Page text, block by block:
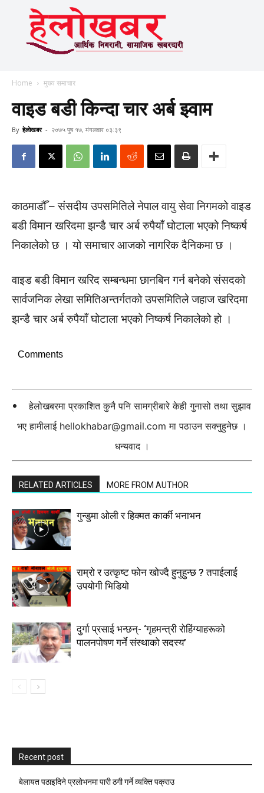
Home मुख्य समाचार
वाइड बडी किन्दा चार अर्ब झ्वाम
By हेलाेखबर - २०७५ पुष १७, मंगलवार ०३:३९
काठमाडौँ – संसदीय उपसमितिले नेपाल वायु सेवा निगमको वाइड
बडी विमान खरिदमा झन्डै चार अर्ब रुपैयाँ घोटाला भएको निष्कर्ष
निकालेको छ । यो समाचार आजको नागरिक दैनिकमा छ ।
वाइड बडी विमान खरिद सम्बन्धमा छानबिन गर्न बनेको संसदको
सार्वजनिक लेखा समितिअन्तर्गतको उपसमितिले जहाज खरिदमा
झन्डै चार अर्ब रुपैयाँ घोटाला भएको निष्कर्ष निकालेको हो ।
Comments
हेलोखबरमा प्रकाशित कुनै पनि सामग्रीबारे केही गुनासो तथा सुझाव
भए हामीलाई hellokhabar@gmail.com मा पठाउन सक्नुहुनेछ ।
धन्यवाद ।
RELATED ARTICLES MORE FROM AUTHOR
गुन्डुमा ओली र हिक्मत कार्की भनाभन
राम्रो र उत्कृष्ट फोन खोज्दै हुनुहुन्छ ? तपाईलाई
उपयोगी भिडियो
दुर्गा प्रसाई भन्छन्- ‘गृहमन्त्री रोहिंग्याहरूको
पालनपोषण गर्ने संस्थाको सदस्य’
Recent post
बेलायत पठाइदिने प्रलाेभनमा पारी ठगी गर्ने व्यक्ति पक्राउ